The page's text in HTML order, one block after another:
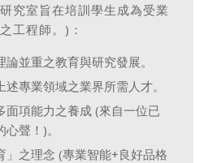
究室旨在培訓學生成為受業
工程師。)：
並重之教育與研究發展。
專業領域之業界所需人才。
面項能力之養成 (來自一位已
聲！)。
」之理念 (專業智能+良好品格